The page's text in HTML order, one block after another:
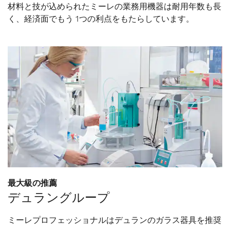
材料と技が込められたミーレの業務用機器は耐用年数も長
く、経済面でもう 1つの利点をもたらしています。
最大級の推薦
デュラングループ
ミーレプロフェッショナルはデュランのガラス器具を推奨